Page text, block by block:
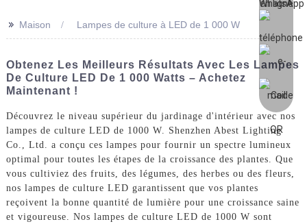
>> Maison Lampes de culture à LED de 1 000 W
Obtenez Les Meilleurs Résultats Avec Les Lampes
De Culture LED De 1 000 Watts – Achetez
Maintenant !
Découvrez le niveau supérieur du jardinage d'intérieur avec nos
lampes de culture LED de 1000 W. Shenzhen Abest Lighting
Co., Ltd. a conçu ces lampes pour fournir un spectre lumineux
optimal pour toutes les étapes de la croissance des plantes. Que
vous cultiviez des fruits, des légumes, des herbes ou des fleurs,
nos lampes de culture LED garantissent que vos plantes
reçoivent la bonne quantité de lumière pour une croissance saine
et vigoureuse. Nos lampes de culture LED de 1000 W sont